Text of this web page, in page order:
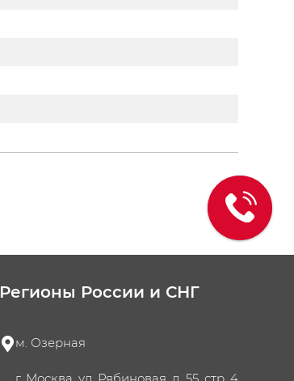
Регионы России и СНГ
м. Озерная